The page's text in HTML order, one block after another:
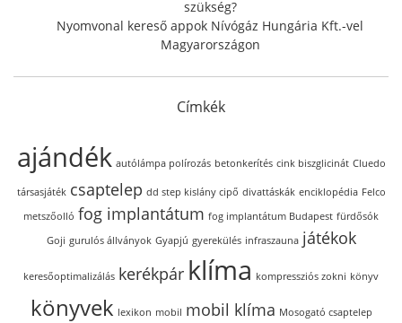
szükség?
Nyomvonal kereső appok Nívógáz Hungária Kft.-vel
Magyarországon
Címkék
ajándék autólámpa polírozás betonkerítés cink biszglicinát Cluedo
társasjáték csaptelep dd step kislány cipő divattáskák enciklopédia Felco
metszőolló fog implantátum fog implantátum Budapest fürdősók
Goji gurulós állványok Gyapjú gyerekülés infraszauna játékok
keresőoptimalizálás kerékpár klíma kompressziós zokni könyv
könyvek lexikon mobil mobil klíma Mosogató csaptelep